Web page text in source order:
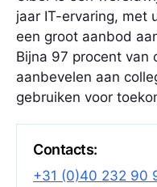
jaar IT-ervaring, met
een groot aanbod
Bijna 97 procent van
aanbevelen aan
gebruiken voor
Contacts:
+31 (0)40 232 90